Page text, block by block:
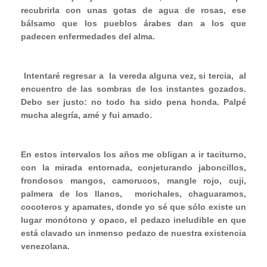
recubrirla con unas gotas de agua de rosas, ese
bálsamo que los pueblos árabes dan a los que
padecen enfermedades del alma.
Intentaré regresar a la vereda alguna vez, si tercia,
al
encuentro de las sombras de los instantes gozados.
Debo ser justo: no todo ha sido pena honda. Palpé
mucha alegría, amé y fui amado.
En estos intervalos los años me obligan a ir taciturno,
con la mirada entornada, conjeturando jaboncillos,
frondosos mangos, camorucos, mangle rojo, cuji,
palmera de los llanos,
morichales, chaguaramos,
cocoteros y apamates, donde yo sé que sólo existe un
lugar monótono y opaco, el pedazo ineludible en que
está clavado un inmenso pedazo de nuestra existencia
venezolana.